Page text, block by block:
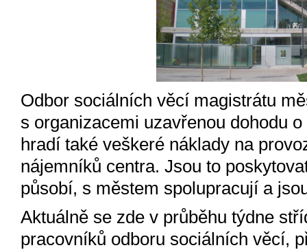
Odbor sociálních věcí magistrátu
s organizacemi uzavřenou dohodu
hradí také veškeré náklady na
nájemníků centra. Jsou to
působí, s městem spolupracují a
Aktuálně se zde v průběhu týdne
pracovníků odboru sociálních věcí,